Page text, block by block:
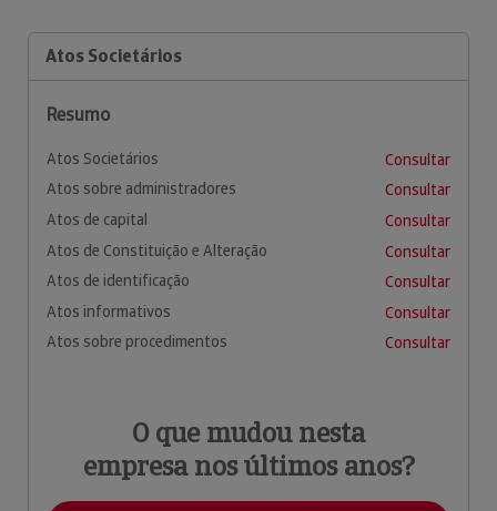
Atos Societários
Resumo
Atos Societários
Consultar
Atos sobre administradores
Consultar
Atos de capital
Consultar
Atos de Constituição e Alteração
Consultar
Atos de identificação
Consultar
Atos informativos
Consultar
Atos sobre procedimentos
Consultar
O que mudou nesta
empresa nos últimos anos?